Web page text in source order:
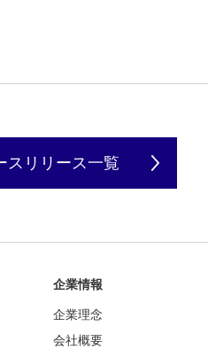
スリリース一覧
企業情報
企業理念
会社概要